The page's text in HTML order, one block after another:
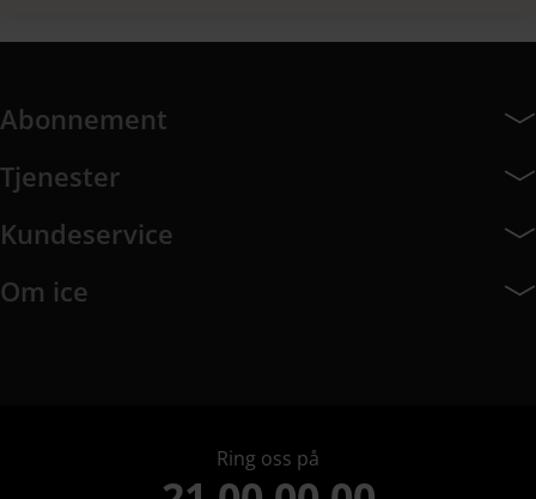
Abonnement
Tjenester
Kundeservice
Om ice
Ring oss på